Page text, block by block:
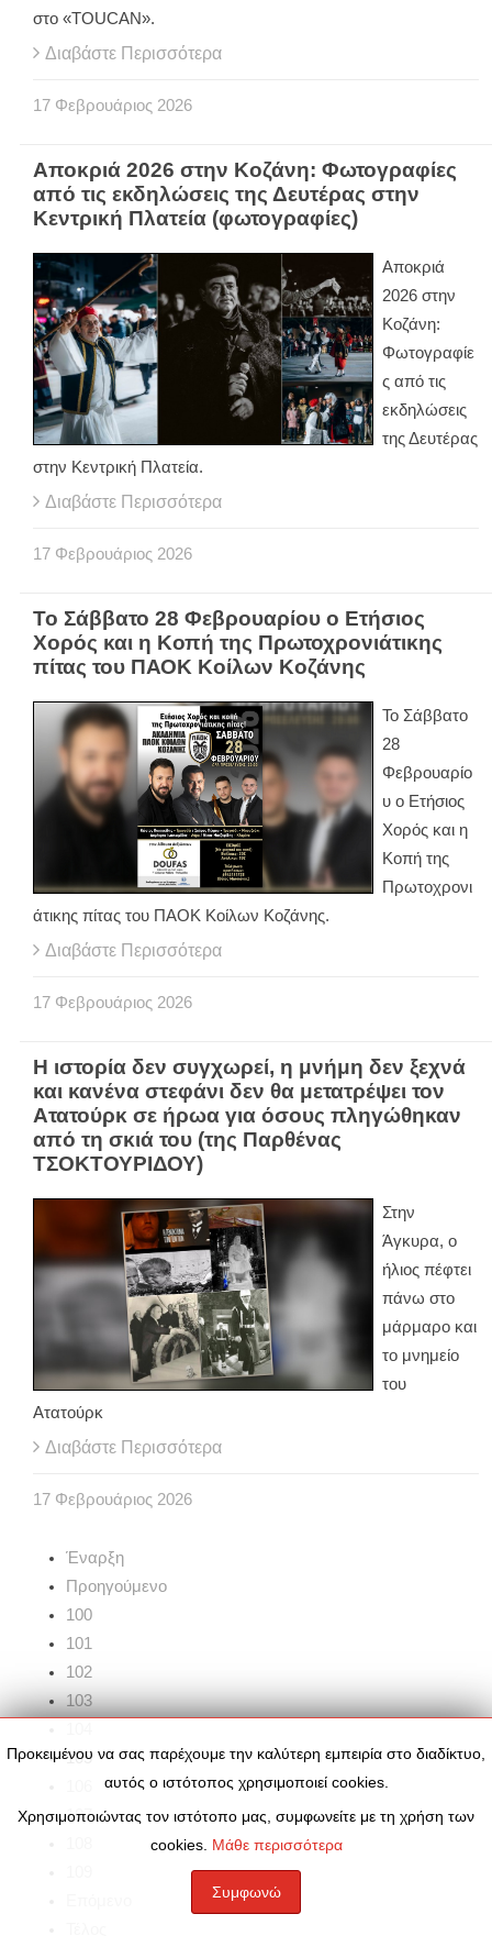
στο «TOUCAN».
Διαβάστε Περισσότερα
17 Φεβρουάριος 2026
Αποκριά 2026 στην Κοζάνη: Φωτογραφίες
από τις εκδηλώσεις της Δευτέρας στην
Κεντρική Πλατεία (φωτογραφίες)
Αποκριά
2026 στην
Κοζάνη:
Φωτογραφίε
ς από τις
εκδηλώσεις
της Δευτέρας
στην Κεντρική Πλατεία.
Διαβάστε Περισσότερα
17 Φεβρουάριος 2026
Το Σάββατο 28 Φεβρουαρίου ο Ετήσιος
Χορός και η Κοπή της Πρωτοχρονιάτικης
πίτας του ΠΑΟΚ Κοίλων Κοζάνης
Το Σάββατο
28
Φεβρουαρίο
υ ο Ετήσιος
Χορός και η
Κοπή της
Πρωτοχρονι
άτικης πίτας του ΠΑΟΚ Κοίλων Κοζάνης.
Διαβάστε Περισσότερα
17 Φεβρουάριος 2026
Η ιστορία δεν συγχωρεί, η μνήμη δεν ξεχνά
και κανένα στεφάνι δεν θα μετατρέψει τον
Ατατούρκ σε ήρωα για όσους πληγώθηκαν
από τη σκιά του (της Παρθένας
ΤΣΟΚΤΟΥΡΙΔΟΥ)
Στην
Άγκυρα, ο
ήλιος πέφτει
πάνω στο
μάρμαρο και
το μνημείο
του
Ατατούρκ
Διαβάστε Περισσότερα
17 Φεβρουάριος 2026
Έναρξη
Προηγούμενο
100
101
102
103
105
107
Προκειμένου να σας παρέχουμε την καλύτερη εμπειρία στο διαδίκτυο,
αυτός ο ιστότοπος χρησιμοποιεί cookies.
Χρησιμοποιώντας τον ιστότοπο μας, συμφωνείτε με τη χρήση των
cookies. Μάθε περισσότερα
Συμφωνώ